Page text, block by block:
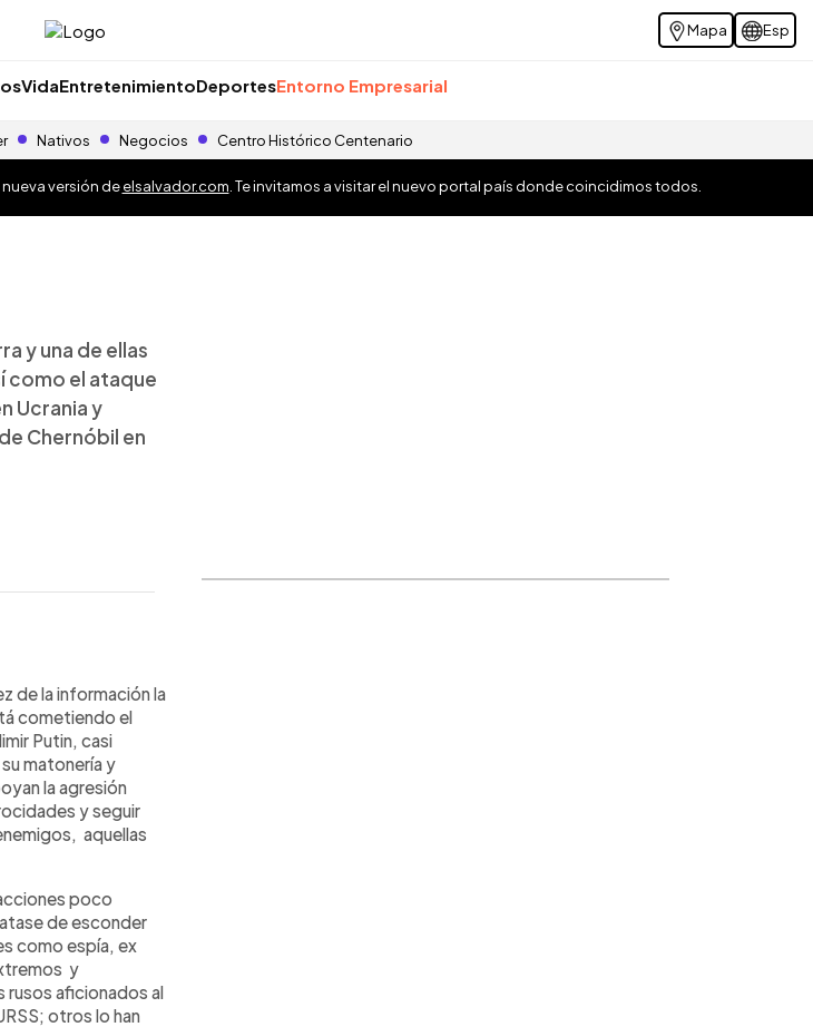
Mapa Esp
VidaEntretenimientoDeportesEntorno Empresarial
Nativos Negocios Centro Histórico Centenario
nueva versión deelsalvador.com . Te invitamos a visitar el nuevo portal país donde coincidimos todos.
y una de ellas
como el ataque
Ucrania y
Chernóbil en
de la información la
cometiendo el
Putin, casi
matonería y
la agresión
y seguir
aquellas
poco
de esconder
como espía, ex
y
rusos aficionados al
otros lo han